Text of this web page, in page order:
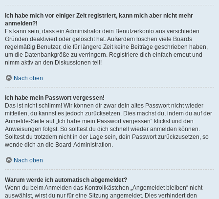
Ich habe mich vor einiger Zeit registriert, kann mich aber nicht mehr
anmelden?!
Es kann sein, dass ein Administrator dein Benutzerkonto aus verschieden
Gründen deaktiviert oder gelöscht hat. Außerdem löschen viele Boards
regelmäßig Benutzer, die für längere Zeit keine Beiträge geschrieben haben,
um die Datenbankgröße zu verringern. Registriere dich einfach erneut und
nimm aktiv an den Diskussionen teil!
Nach oben
Ich habe mein Passwort vergessen!
Das ist nicht schlimm! Wir können dir zwar dein altes Passwort nicht wieder
mitteilen, du kannst es jedoch zurücksetzen. Dies machst du, indem du auf der
Anmelde-Seite auf „Ich habe mein Passwort vergessen“ klickst und den
Anweisungen folgst. So solltest du dich schnell wieder anmelden können.
Solltest du trotzdem nicht in der Lage sein, dein Passwort zurückzusetzen, so
wende dich an die Board-Administration.
Nach oben
Warum werde ich automatisch abgemeldet?
Wenn du beim Anmelden das Kontrollkästchen „Angemeldet bleiben“ nicht
auswählst, wirst du nur für eine Sitzung angemeldet. Dies verhindert den